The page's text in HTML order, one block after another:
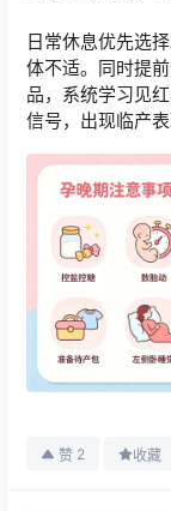
日常休息优先选
体不适。同时提
品，系统学习见
信号，出现临产表
赞 2 收藏